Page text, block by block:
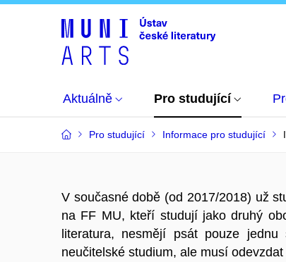
Aktuálně Pro studující
Pro studující Informace pro studující
V současné době (od 2017/2018) už
na FF MU, kteří studují jako druhý
literatura, nesmějí psát pouze
neučitelské studium, ale musí